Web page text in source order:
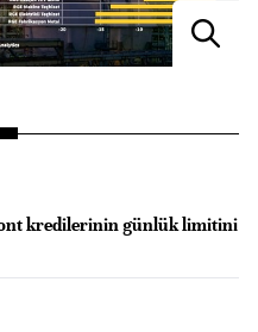
kredilerinin günlük limitini